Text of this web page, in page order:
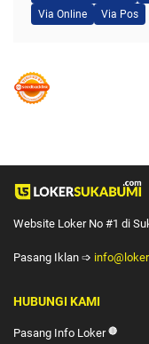
Via Online
Via Pos
Website Loker No #1 di
Pasang Iklan ➩
HUBUNGI KAMI
Pasang Info Loker🔴